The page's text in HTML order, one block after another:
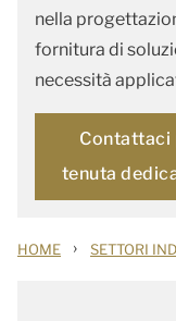
nella
fornitura di
necessità
Contattaci
tenuta
HOME › SETTORI